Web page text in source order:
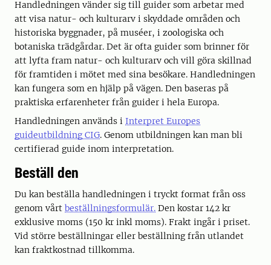
Handledningen vänder sig till guider som arbetar med
att visa natur- och kulturarv i skyddade områden och
historiska byggnader, på muséer, i zoologiska och
botaniska trädgårdar. Det är ofta guider som brinner för
att lyfta fram natur- och kulturarv och vill göra skillnad
för framtiden i mötet med sina besökare. Handledningen
kan fungera som en hjälp på vägen. Den baseras på
praktiska erfarenheter från guider i hela Europa.
Handledningen används i Interpret Europes
guideutbildning CIG. Genom utbildningen kan man bli
certifierad guide inom interpretation.
Beställ den
Du kan beställa handledningen i tryckt format från oss
genom vårt beställningsformulär. Den kostar 142 kr
exklusive moms (150 kr inkl moms). Frakt ingår i priset.
Vid större beställningar eller beställning från utlandet
kan fraktkostnad tillkomma.